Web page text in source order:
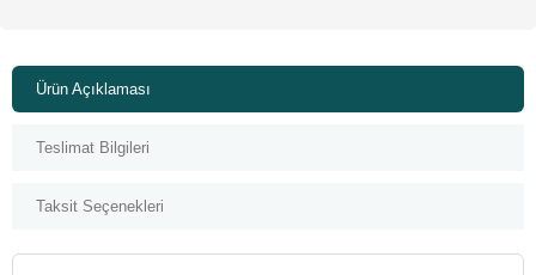
Ürün Açıklaması
Teslimat Bilgileri
Taksit Seçenekleri